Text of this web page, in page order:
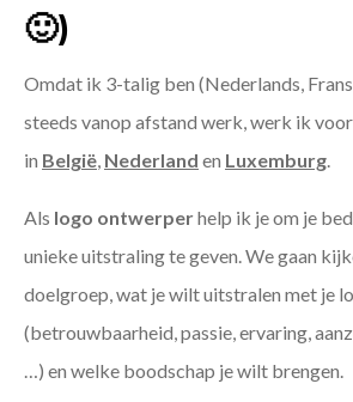
🙂)
Omdat ik 3-talig ben (Nederlands, Frans
steeds vanop afstand werk, werk ik
in België, Nederland en Luxemburg.
Als logo ontwerperhelp ik je om je
unieke uitstraling te geven. We gaan
doelgroep, wat je wilt uitstralen met je
(betrouwbaarheid, passie, ervaring,
…) en welke boodschap je wilt brengen.